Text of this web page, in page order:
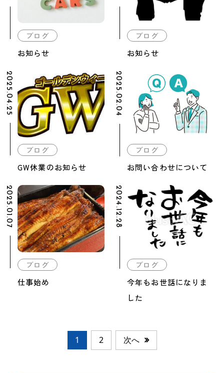
ブログ
お知らせ
ブログ
お知らせ
2025.04.25
ブログ
GW休業のお知らせ
2025.02.04
ブログ
お問い合わせについて
2025.01.07
ブログ
仕事始め
2024.12.28
ブログ
今年もお世話になりま
した
1 2 次へ